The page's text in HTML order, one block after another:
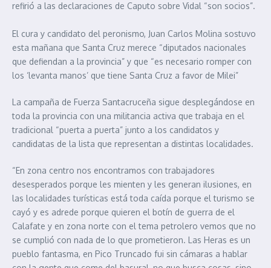
refirió a las declaraciones de Caputo sobre Vidal “son socios”.
El cura y candidato del peronismo, Juan Carlos Molina sostuvo
esta mañana que Santa Cruz merece “diputados nacionales
que defiendan a la provincia” y que “es necesario romper con
los ‘levanta manos’ que tiene Santa Cruz a favor de Milei”
La campaña de Fuerza Santacruceña sigue desplegándose en
toda la provincia con una militancia activa que trabaja en el
tradicional “puerta a puerta” junto a los candidatos y
candidatas de la lista que representan a distintas localidades.
“En zona centro nos encontramos con trabajadores
desesperados porque les mienten y les generan ilusiones, en
las localidades turísticas está toda caída porque el turismo se
cayó y es adrede porque quieren el botín de guerra de el
Calafate y en zona norte con el tema petrolero vemos que no
se cumplió con nada de lo que prometieron. Las Heras es un
pueblo fantasma, en Pico Truncado fui sin cámaras a hablar